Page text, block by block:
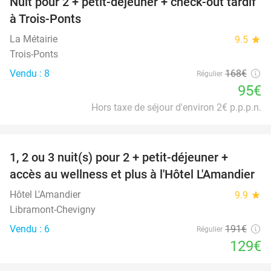
43%
à Trois-Ponts
La Métairie 9.5 star
Trois-Ponts
Vendu : 8
Régulier 168€
95€
Hors taxe de séjour d'environ 2€ p.p.p.n.
TODAY
1, 2 ou 3 nuit(s) pour 2 + petit-déjeuner +
accès au wellness et plus à l'Hôtel L'Amandier
Hôtel L'Amandier 9.9 star
Libramont-Chevigny
Vendu : 6
Régulier 191€
129€